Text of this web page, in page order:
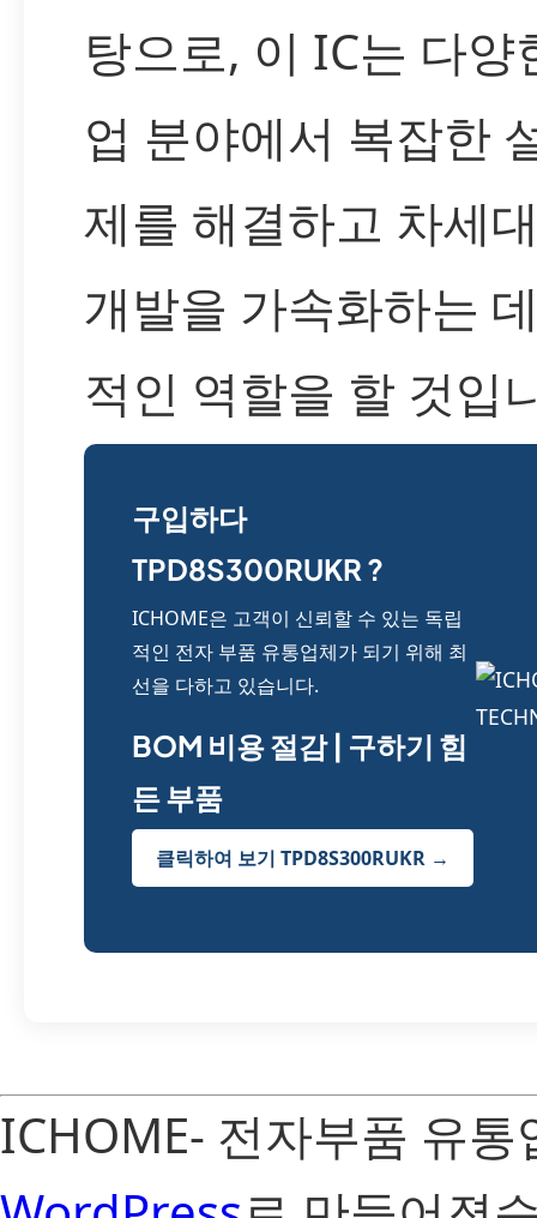
탕으로, 이 IC는 다양
업 분야에서 복잡한
제를 해결하고 차세
개발을 가속화하는
적인 역할을 할 것입
구입하다
TPD8S300RUKR ?
ICHOME은 고객이 신뢰할 수 있는 독립
적인 전자 부품 유통업체가 되기 위해 최
선을 다하고 있습니다.
BOM 비용 절감 | 구하기 힘
든 부품
클릭하여 보기 TPD8S300RUKR →
ICHOME- 전자부품 유